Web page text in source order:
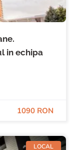
in echipa
1090 RON
LOCAL